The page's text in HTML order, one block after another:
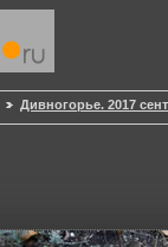
Дивногорье. 2017